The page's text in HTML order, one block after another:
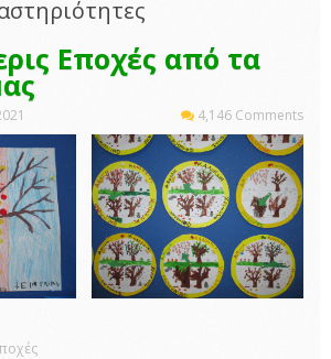
Εποχές από τα
4,146 Comments